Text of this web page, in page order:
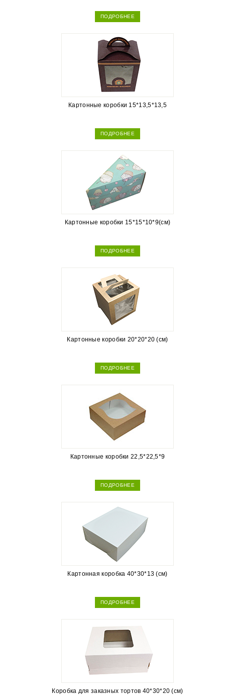
ПОДРОБНЕЕ
Картонные коробки 15*13,5*13,5
ПОДРОБНЕЕ
Картонные коробки 15*15*10*9(см)
ПОДРОБНЕЕ
Картонные коробки 20*20*20 (см)
ПОДРОБНЕЕ
Картонные коробки 22,5*22,5*9
ПОДРОБНЕЕ
Картонная коробка 40*30*13 (см)
ПОДРОБНЕЕ
Коробка для заказных тортов 40*30*20 (см)